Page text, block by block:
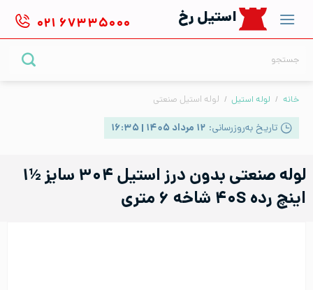
content
استیل رخ ۰۲۱ ۶۷۳۳۵۰۰۰
خانه / لوله استیل / لوله استیل صنعتی
تاریخ به‌روزرسانی: ۱۲ مرداد ۱۴۰۵ | ۱۶:۳۵
لوله صنعتی بدون درز استیل ۳۰۴ سایز ½۱
اینچ رده ۴۰S شاخه ۶ متری